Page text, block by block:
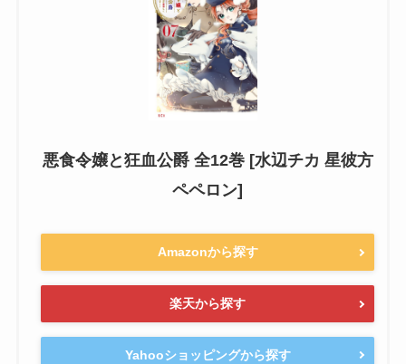
悪食令嬢と狂血公爵 全12巻 [水辺チカ 星彼方
ペペロン]
Amazonから探す
楽天から探す
Yahooショッピングから探す